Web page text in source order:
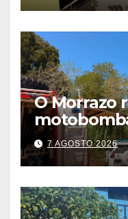
O Morrazo
brigadistas
ante el
de fuego
7 AGOSTO 2026